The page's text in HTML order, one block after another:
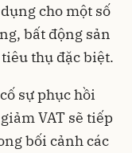
cho một số
bất động sản
thụ đặc biệt.
sự phục hồi
VAT sẽ tiếp
bối cảnh các